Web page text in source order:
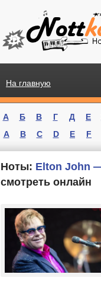
На главную
А Б В Г Д Е
A
B C D E F
Ноты: Elton John
смотреть онлайн